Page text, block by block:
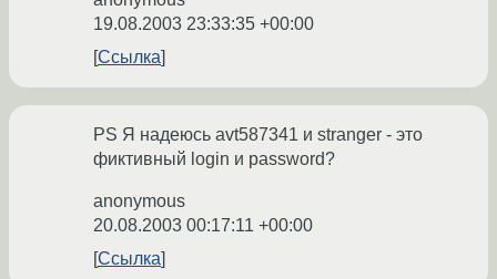
19.08.2003 23:33:35 +00:00
Ссылка
PS Я надеюсь avt587341 и stranger - это
фиктивный login и password?
anonymous
20.08.2003 00:17:11 +00:00
Ссылка